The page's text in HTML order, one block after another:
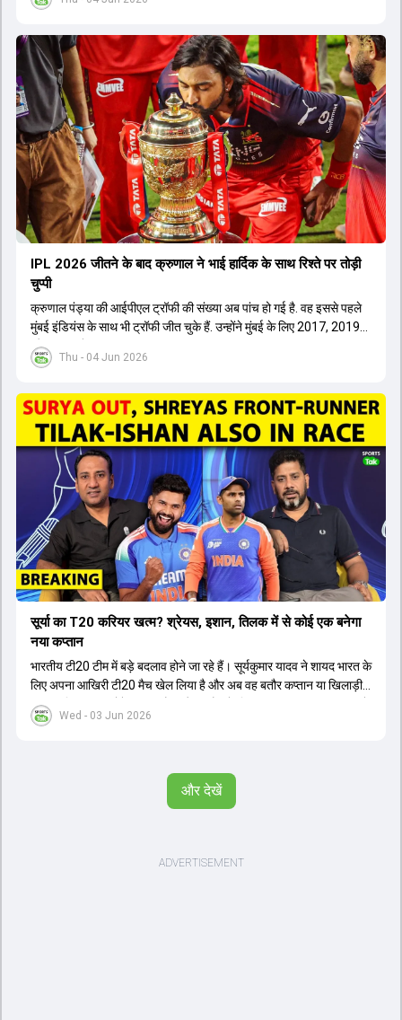
Thu - 04 Jun 2026
IPL 2026 जीतने के बाद क्रुणाल ने भाई हार्द‍िक के साथ र‍िश्ते पर तोड़ी
चुप्पी
क्रुणाल पंड्या की आईपीएल ट्रॉफी की संख्या अब पांच हो गई है. वह इससे पहले
मुंबई इंडियंस के साथ भी ट्रॉफी जीत चुके हैं. उन्होंने मुंबई के लिए 2017, 2019
और 2020 में ट्रॉफी जीती थी.
Wed - 03 Jun 2026
सूर्या का T20 करियर खत्म? श्रेयस, इशान, तिलक में से कोई एक बनेगा
नया कप्तान
भारतीय टी20 टीम में बड़े बदलाव होने जा रहे हैं। सूर्यकुमार यादव ने शायद भारत के
लिए अपना आखिरी टी20 मैच खेल लिया है और अब वह बतौर कप्तान या खिलाड़ी
टीम का हिस्सा नहीं होंगे। आयरलैंड और इंग्लैंड के खिलाफ आगामी टी20 सीरीज के
लिए नए कप्तान की तलाश जारी है। इस रेस में श्रेयस अय्यर सबसे आगे चल रहे
दौड़ से बाहर हैं। आगामी सीरीज के लिए वैभव सूर्यवंशी को तीसरे ओपनर के तौर पर
टीम में शामिल किया जाएगा, जबकि अभिषेक शर्मा और संजू सैमसन पहली पसंद
और देखें